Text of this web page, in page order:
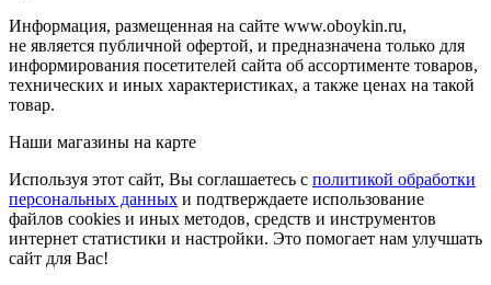
Информация, размещенная на сайте www.oboykin.ru,
не является публичной офертой, и предназначена только для
информирования посетителей сайта об ассортименте товаров,
технических и иных характеристиках, а также ценах на такой
товар.
Наши магазины на карте
Используя этот сайт, Вы соглашаетесь с политикой обработки
персональных данных и подтверждаете использование
файлов cookies и иных методов, средств и инструментов
интернет статистики и настройки. Это помогает нам улучшать
сайт для Вас!